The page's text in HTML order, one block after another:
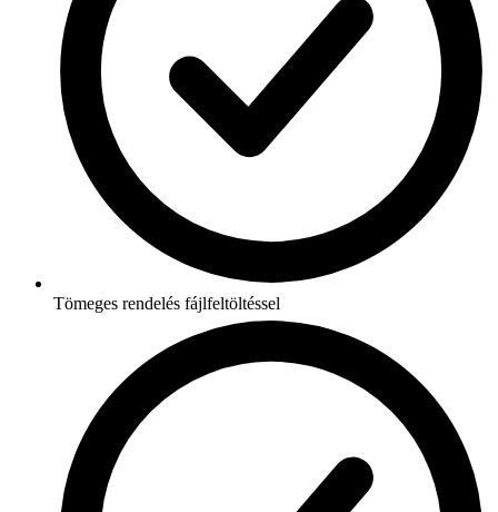
Tömeges rendelés fájlfeltöltéssel